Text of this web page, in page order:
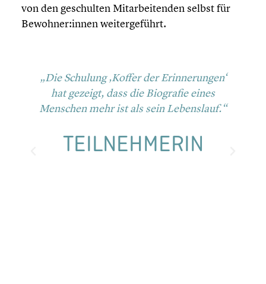
von den geschul­ten Mitar­bei­ten­den selbst für
Bewohner:innen weiter­ge­führt.
„Die Schulung ‚Koffer der Erinne­run­gen‘
hat gezeigt, dass die Biografie eines
Menschen mehr ist als sein Lebens­lauf.“
TEILNEH­ME­RIN